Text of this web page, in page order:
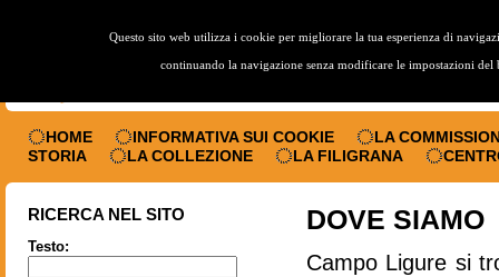
Questo sito web utilizza i cookie per migliorare la tua esperienza di
continuando la navigazione senza modificare le impostazioni
HOME INFORMATIVA SUI COOKIE
LA
STORIA
LA COLLEZIONE LA FILIGRANA
RICERCA NEL SITO
Testo:
DOVE SIAMO
Campo Ligure si